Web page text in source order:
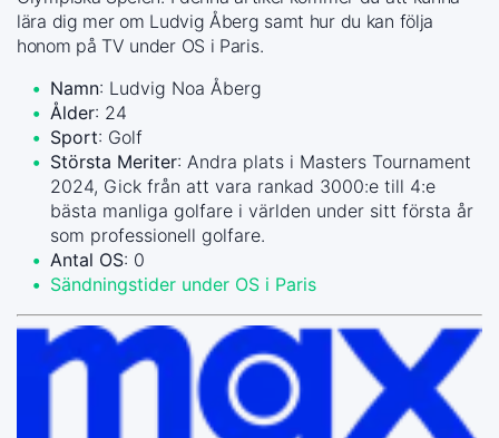
lära dig mer om Ludvig Åberg samt hur du kan följa
honom på TV under OS i Paris.
Namn: Ludvig Noa Åberg
Ålder: 24
Sport: Golf
Största Meriter: Andra plats i Masters Tournament
2024, Gick från att vara rankad 3000:e till 4:e
bästa manliga golfare i världen under sitt första år
som professionell golfare.
Antal OS: 0
Sändningstider under OS i Paris